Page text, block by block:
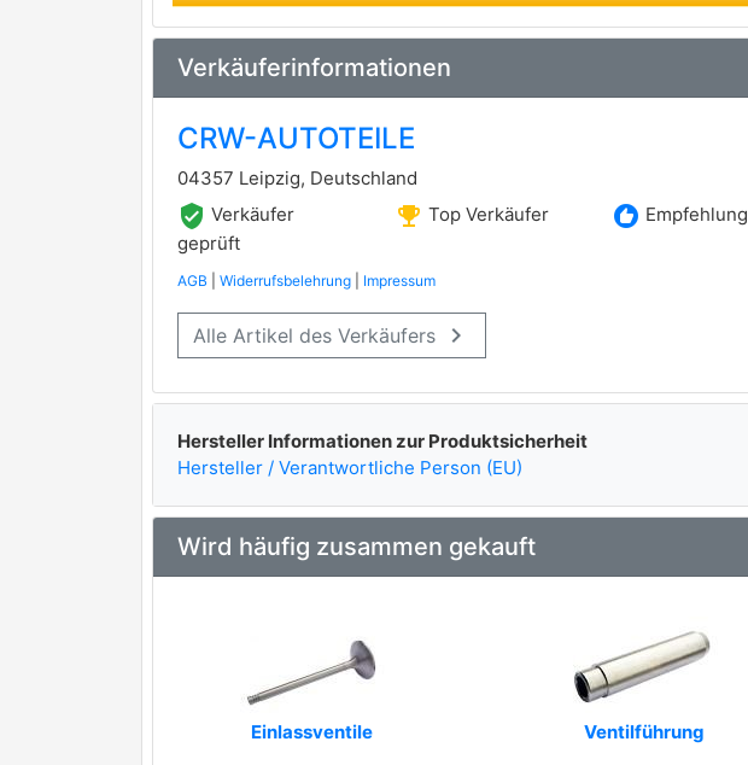
Verkäuferinformationen
CRW-AUTOTEILE
04357 Leipzig, Deutschland
verified_user Verkäufer
geprüft
emoji_events Top Verkäufer recommend Empfehlung
AGB Widerrufsbelehrung Impressum
Alle Artikel des Verkäufers keyboard_arrow_right
Hersteller Informationen zur Produktsicherheit
Hersteller / Verantwortliche Person (EU)
Wird häufig zusammen gekauft
Einlassventile Ventilführung